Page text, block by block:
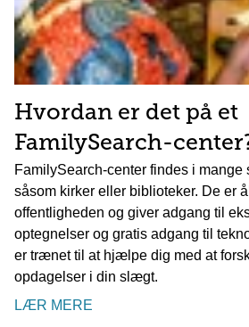
Hvordan er det på et
FamilySearch-
FamilySearch-center findes i mange
såsom kirker eller biblioteker. De er
offentligheden og giver adgang til
optegnelser og gratis adgang til
er trænet til at hjælpe dig med at
opdagelser i din slægt.
LÆR MERE